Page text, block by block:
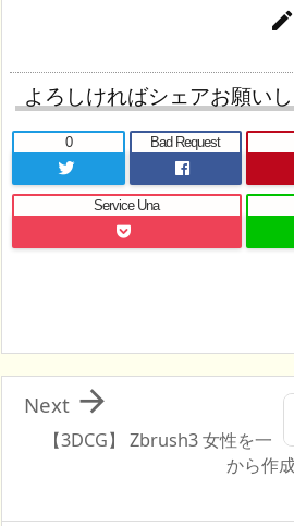

よろしければシェアお願い
0 Bad Request
Service Una
【3DCG】 Zbrush3 女性を一
から作

Next